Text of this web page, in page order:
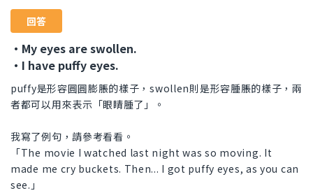
回答
・My eyes are swollen.
・I have puffy eyes.
puffy是形容圓圓膨脹的樣子，swollen則是形容腫脹的樣子，兩
者都可以用來表示「眼睛腫了」。
我寫了例句，請參考看看。
「The movie I watched last night was so moving. It
made me cry buckets. Then... I got puffy eyes, as you can
see.」